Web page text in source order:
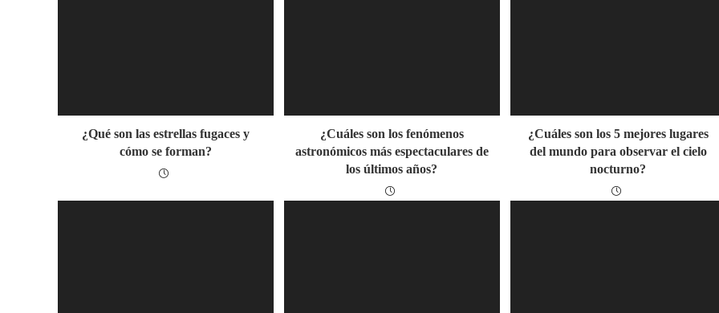
¿Qué son las estrellas fugaces y
cómo se forman?
¿Cuáles son los fenómenos
astronómicos más espectaculares de
los últimos años?
¿Cuáles son los 5 mejores lugares
del mundo para observar el cielo
nocturno?